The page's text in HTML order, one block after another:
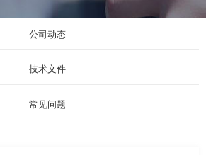
公司动态
技术文件
常见问题